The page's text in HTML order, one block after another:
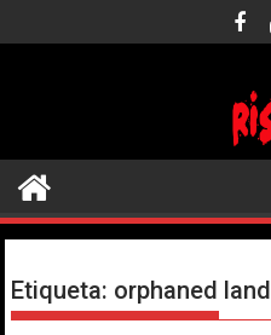
al
Etiqueta: orphaned land